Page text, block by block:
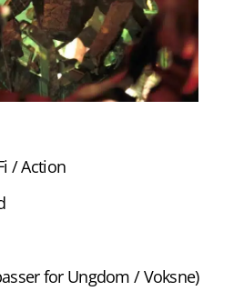
/ Action
for Ungdom / Voksne)